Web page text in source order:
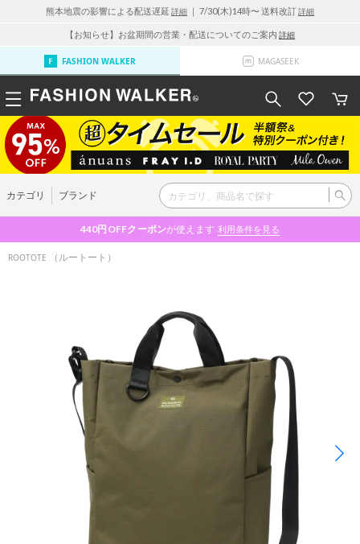
熊本地震の影響による配送遅延 詳細 ｜ 7/30(木)14時〜 送料改訂詳細
【お知らせ】お盆期間の営業・配送についてのご案内 詳細
FASHION WALKER MAGASEEK
カテゴリ ブランド
440円OFFクーポンが使えます 利用条件を見る
ROOTOTE （ルートート）